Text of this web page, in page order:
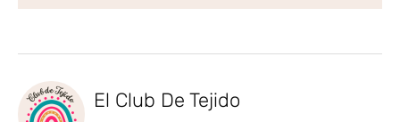
El Club De Tejido